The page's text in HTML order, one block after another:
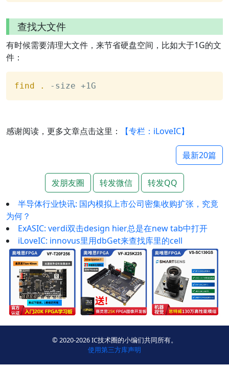
查找大文件
有时候需要清理大文件，来节省硬盘空间，比如大于1G的文
件：
find . -size +1G
感谢阅读，更多文章点击这里： 【专栏：iLoveIC】
最新20篇
发朋友圈 转发微信
转发QQ
半导体行业快讯: 国内模拟上市公司密集收购扩张，究竟
为何？
ExASIC: verdi双击design hier总是在new tab中打开
iLoveIC: innovus里用dbGet来查找库里的cell
© 2020-2026 IC技术圈的小编们共同所有。
使用第三方库声明